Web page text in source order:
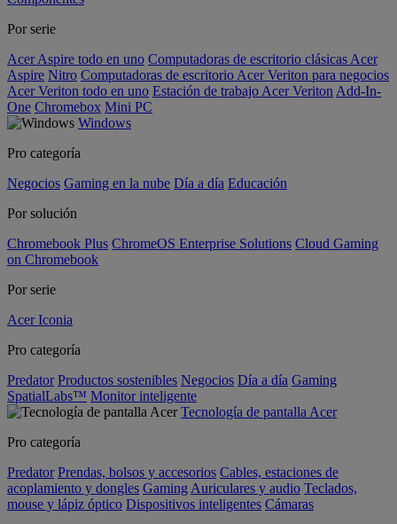
Por serie
Acer Aspire todo en uno Computadoras de escritorio clásicas Acer
Aspire Nitro Computadoras de escritorio Acer Veriton para negocios
Acer Veriton todo en uno Estación de trabajo Acer Veriton Add-In-
One Chromebox Mini PC
Windows
Pro categoría
Negocios Gaming en la nube Día a día Educación
Por solución
Chromebook Plus ChromeOS Enterprise Solutions Cloud Gaming
on Chromebook
Por serie
Acer Iconia
Pro categoría
Predator Productos sostenibles Negocios Día a día Gaming
SpatialLabs™ Monitor inteligente
Tecnología de pantalla Acer
Pro categoría
Predator Prendas, bolsos y accesorios Cables, estaciones de
acoplamiento y dongles Gaming Auriculares y audio Teclados,
mouse y lápiz óptico Dispositivos inteligentes Cámaras